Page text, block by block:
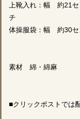
上靴入れ：幅 約
チ
体操服袋：幅 約30
素材 綿・綿麻
■クリックポストでは